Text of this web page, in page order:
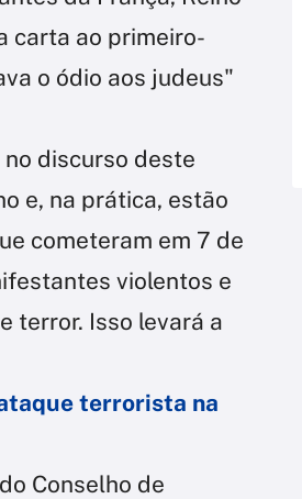
carta ao primeiro-
o ódio aos judeus"
discurso deste
e, na prática, estão
cometeram em 7 de
violentos e
terror. Isso levará a
terrorista na
Conselho de